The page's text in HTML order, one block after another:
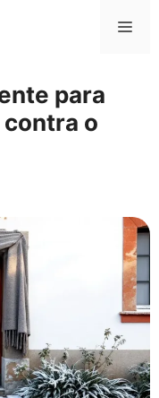
para
o